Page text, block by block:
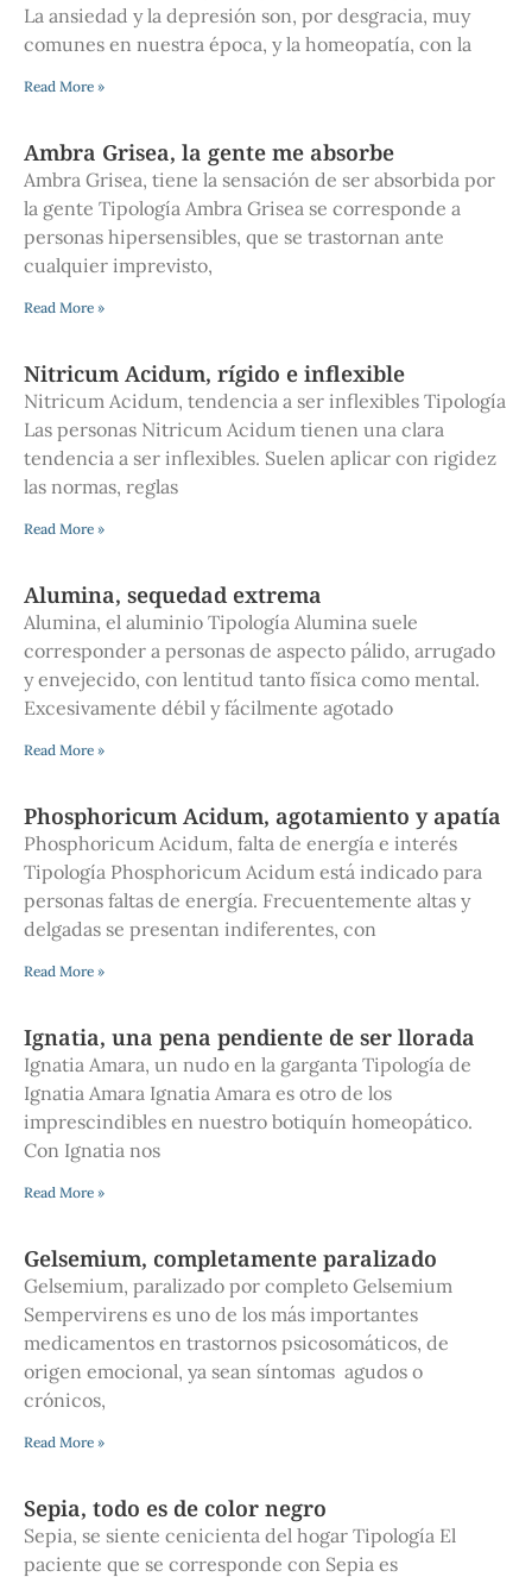
La ansiedad y la depresión son, por desgracia, muy
comunes en nuestra época, y la homeopatía, con la
Read More »
Ambra Grisea, la gente me absorbe
Ambra Grisea, tiene la sensación de ser absorbida por
la gente Tipología Ambra Grisea se corresponde a
personas hipersensibles, que se trastornan ante
cualquier imprevisto,
Read More »
Nitricum Acidum, rígido e inflexible
Nitricum Acidum, tendencia a ser inflexibles Tipología
Las personas Nitricum Acidum tienen una clara
tendencia a ser inflexibles. Suelen aplicar con rigidez
las normas, reglas
Read More »
Alumina, sequedad extrema
Alumina, el aluminio Tipología Alumina suele
corresponder a personas de aspecto pálido, arrugado
y envejecido, con lentitud tanto física como mental.
Excesivamente débil y fácilmente agotado
Read More »
Phosphoricum Acidum, agotamiento y apatía
Phosphoricum Acidum, falta de energía e interés
Tipología Phosphoricum Acidum está indicado para
personas faltas de energía. Frecuentemente altas y
delgadas se presentan indiferentes, con
Read More »
Ignatia, una pena pendiente de ser llorada
Ignatia Amara, un nudo en la garganta Tipología de
Ignatia Amara Ignatia Amara es otro de los
imprescindibles en nuestro botiquín homeopático.
Con Ignatia nos
Read More »
Gelsemium, completamente paralizado
Gelsemium, paralizado por completo Gelsemium
Sempervirens es uno de los más importantes
medicamentos en trastornos psicosomáticos, de
origen emocional, ya sean síntomas agudos o
crónicos,
Read More »
Sepia, todo es de color negro
Sepia, se siente cenicienta del hogar Tipología El
paciente que se corresponde con Sepia es